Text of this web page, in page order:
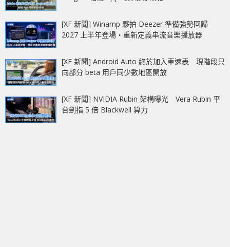
[XF 新聞] Winamp 夥拍 Deezer 準備強勢回歸
2027 上半年登場‧重新定義串流音樂播放器
[XF 新聞] Android Auto 終於加入車速表 現階段只
向部分 beta 用戶同少數地區開放
[XF 新聞] NVIDIA Rubin 架構曝光 Vera Rubin 平
台劍指 5 倍 Blackwell 算力